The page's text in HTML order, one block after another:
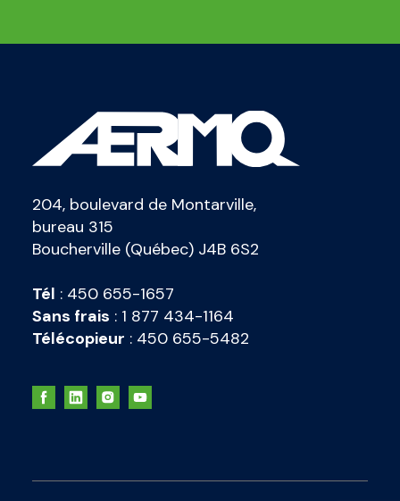
204, boulevard de Montarville,
bureau 315
Boucherville (Québec) J4B 6S2
Tél : 450 655-1657
Sans frais : 1 877 434-1164
Télécopieur : 450 655-5482